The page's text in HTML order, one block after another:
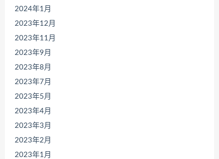
2024年1月
2023年12月
2023年11月
2023年9月
2023年8月
2023年7月
2023年5月
2023年4月
2023年3月
2023年2月
2023年1月